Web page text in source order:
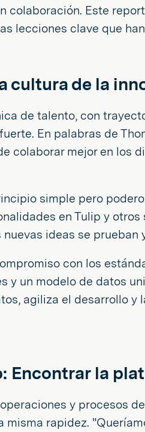
colaboración. Este
lecciones clave que
cultura de la
de talento, con
En palabras de
colaborar mejor en los
simple pero
en Tulip y
ideas se
con los
y un modelo de datos
agiliza el desarrollo
Encontrar la
y procesos
misma rapidez.